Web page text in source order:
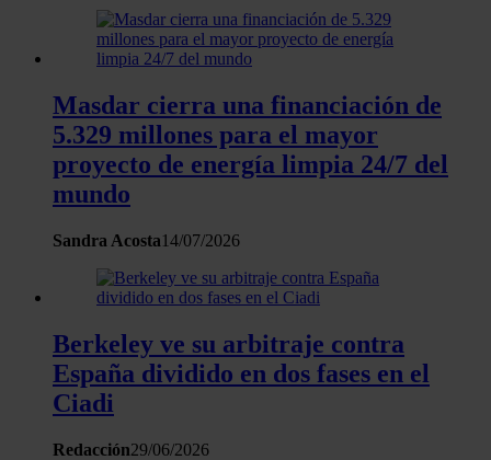
Masdar cierra una financiación de
5.329 millones para el mayor
proyecto de energía limpia 24/7 del
mundo
Sandra Acosta14/07/2026
Berkeley ve su arbitraje contra
España dividido en dos fases en el
Ciadi
Redacción29/06/2026